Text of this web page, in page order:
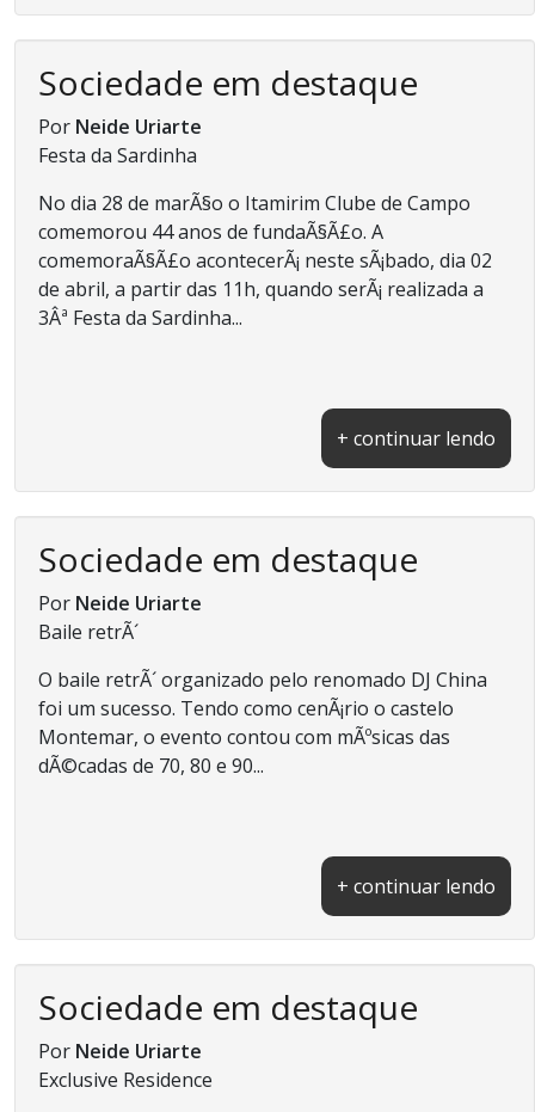
Sociedade em destaque
Por Neide Uriarte
Festa da Sardinha
No dia 28 de marÃ§o o Itamirim Clube de Campo
comemorou 44 anos de fundaÃ§Ã£o. A
comemoraÃ§Ã£o acontecerÃ¡ neste sÃ¡bado, dia 02
de abril, a partir das 11h, quando serÃ¡ realizada a
3Âª Festa da Sardinha...
+ continuar lendo
Sociedade em destaque
Por Neide Uriarte
Baile retrÃ´
O baile retrÃ´ organizado pelo renomado DJ China
foi um sucesso. Tendo como cenÃ¡rio o castelo
Montemar, o evento contou com mÃºsicas das
dÃ©cadas de 70, 80 e 90...
+ continuar lendo
Sociedade em destaque
Por Neide Uriarte
Exclusive Residence